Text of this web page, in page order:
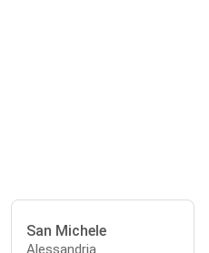
San Michele
Alessandria